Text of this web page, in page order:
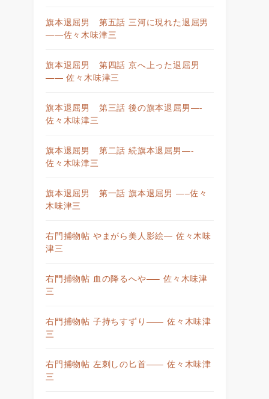
旗本退屈男 第五話 三河に現れた退屈男
——佐々木味津三
旗本退屈男 第四話 京へ上った退屈男
—— 佐々木味津三
旗本退屈男 第三話 後の旗本退屈男—-
佐々木味津三
旗本退屈男 第二話 続旗本退屈男—-
佐々木味津三
旗本退屈男 第一話 旗本退屈男 —–佐々
木味津三
右門捕物帖 やまがら美人影絵— 佐々木味
津三
右門捕物帖 血の降るへや—– 佐々木味津
三
右門捕物帖 子持ちすずり—— 佐々木味津
三
右門捕物帖 左刺しの匕首—— 佐々木味津
三